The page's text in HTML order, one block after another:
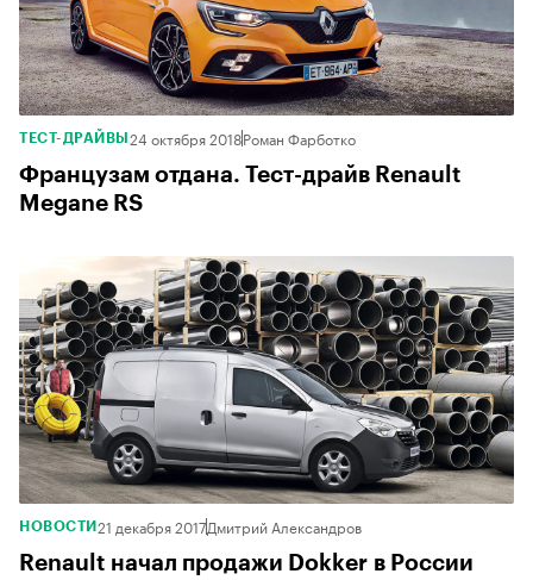
ТЕСТ-ДРАЙВЫ 24 октября 2018Роман Фарботко
Французам отдана. Тест-драйв Renault
Megane RS
НОВОСТИ 21 декабря 2017Дмитрий Александров
Renault начал продажи Dokker в России